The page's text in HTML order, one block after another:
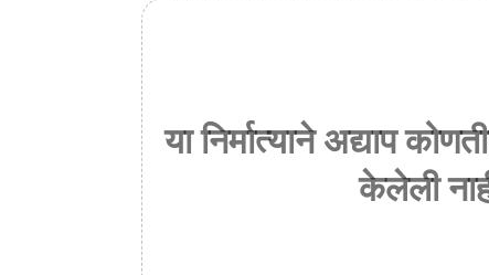
या निर्मात्याने अद्याप
केलेली